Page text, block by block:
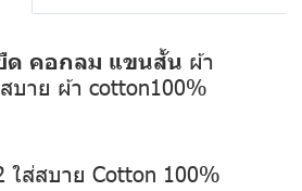
ยืด คอกลม แขนสั้น ผ้า
บาย ผ้า cotton100%
ใส่สบาย Cotton 100%